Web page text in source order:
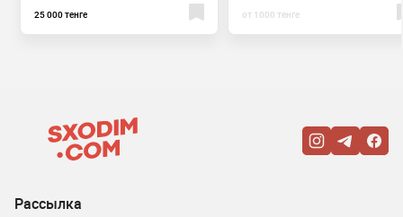
25 000 тенге
от 1000 тенге
Рассылка